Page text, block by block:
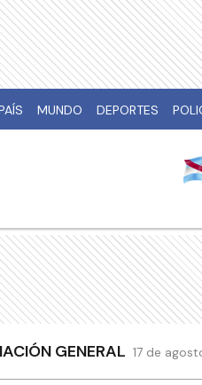
MUNDO DEPORTES
GENERAL 17 de